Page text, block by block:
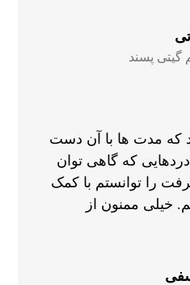
گیتی پسند
که مدت ها با آن دست
که گاهی توان
را توانستم با کمک
خیلی ممنون از